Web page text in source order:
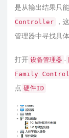
是从输出结果只
Controller
，
管理器中寻找具
打开 设备管理器 -
Family
点 硬件ID